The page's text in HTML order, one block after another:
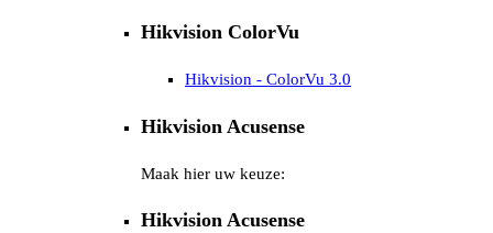
Hikvision ColorVu
Hikvision - ColorVu 3.0
Hikvision Acusense
Maak hier uw keuze:
Hikvision Acusense